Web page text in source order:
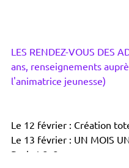
LES RENDEZ-VOUS DES
ans, renseignements
l'animatrice jeunesse)
Le 12 février : Création
Le 13 février : UN MOIS
Basket 3x3